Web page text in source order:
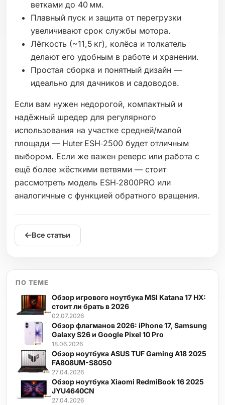
ветками до 40 мм.
Плавный пуск и защита от перегрузки
увеличивают срок службы мотора.
Лёгкость (~11,5 кг), колёса и толкатель
делают его удобным в работе и хранении.
Простая сборка и понятный дизайн —
идеально для дачников и садоводов.
Если вам нужен недорогой, компактный и
надёжный шредер для регулярного
использования на участке средней/малой
площади — Huter ESH‑2500 будет отличным
выбором. Если же важен реверс или работа с
ещё более жёсткими ветвями — стоит
рассмотреть модель ESH‑2800PRO или
аналогичные с функцией обратного вращения.
Все статьи
ПО ТЕМЕ
Обзор игрового ноутбука MSI Katana 17 HX:
стоит ли брать в 2026
02.07.2026
Обзор флагманов 2026: iPhone 17, Samsung
Galaxy S26 и Google Pixel 10 Pro
18.06.2026
Обзор ноутбука ASUS TUF Gaming A18 2025
FA808UM-S8050
27.04.2026
Обзор ноутбука Xiaomi RedmiBook 16 2025
JYU4640CN
27.04.2026